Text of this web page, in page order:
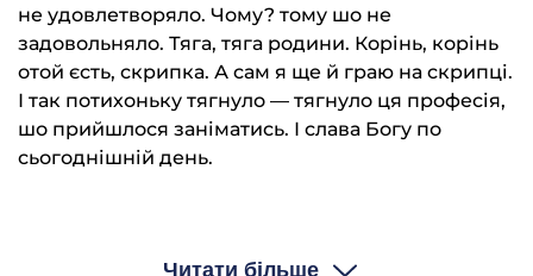
не удовлетворяло. Чому? тому шо не
задовольняло. Тяга, тяга родини. Корінь, корінь
отой єсть, скрипка. А сам я ще й граю на скрипці.
І так потихоньку тягнуло — тягнуло ця професія,
шо прийшлося заніматись. І слава Богу по
сьогоднішній день.
Читати більше